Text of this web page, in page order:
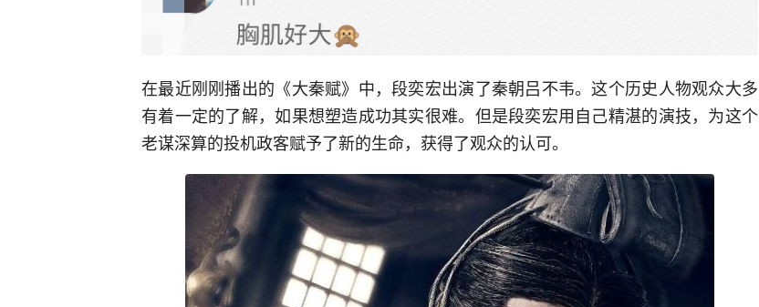
在最近刚刚播出的《大秦赋》中，段奕宏出演了秦朝吕不韦。这个历史人物观众大多
有着一定的了解，如果想塑造成功其实很难。但是段奕宏用自己精湛的演技，为这个
老谋深算的投机政客赋予了新的生命，获得了观众的认可。